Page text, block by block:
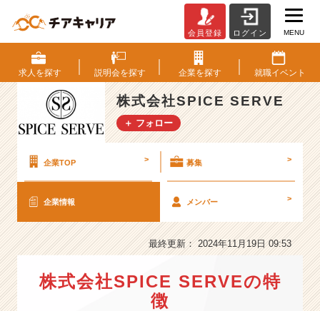
式
会
社
S
P
I
C
社
会員登録 ログイン MENU
求人を探す 説明会を探す 企業を探す 就職イベント
株式会社SPICE SERVE
＋ フォロー
企業TOP > 募集 >
企業情報 メンバー >
最終更新： 2024年11月19日 09:53
株式会社SPICE SERVEの特
徴